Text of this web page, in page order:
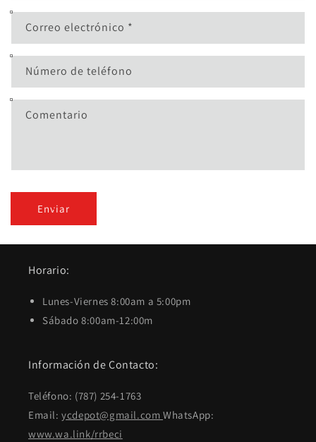
Correo electrónico *
Número de teléfono
Comentario
Enviar
Horario:
Lunes-Viernes 8:00am a 5:00pm
Sábado 8:00am-12:00m
Información de Contacto:
Teléfono: (787) 254-1763
Email:ycdepot@gmail.comWhatsApp:
www.wa.link/rrbeci